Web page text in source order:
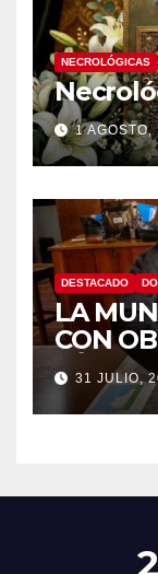
NECROLÓGICAS
1
DESTACADO
LA
CON
31 JULIO,